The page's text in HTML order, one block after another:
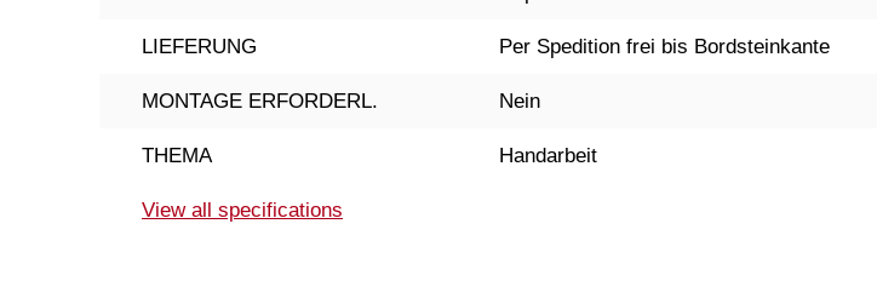
LIEFERUNG Per Spedition frei bis Bordsteinkante
MONTAGE ERFORDERL. Nein
THEMA Handarbeit
View all specifications